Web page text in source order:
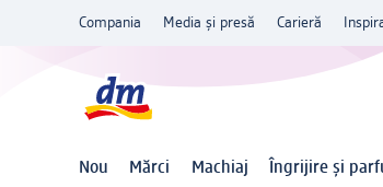
Compania Media și presă Carieră
Nou Mărci Machiaj Îngrijire și